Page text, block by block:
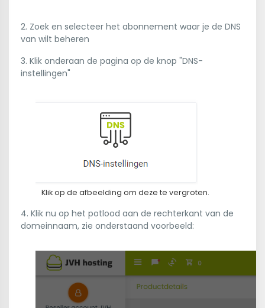
2. Zoek en selecteer het abonnement waar je de DNS
van wilt beheren
3. Klik onderaan de pagina op de knop "DNS-
instellingen"
Klik op de afbeelding om deze te vergroten.
4. Klik nu op het potlood aan de rechterkant van de
domeinnaam, zie onderstaand voorbeeld: